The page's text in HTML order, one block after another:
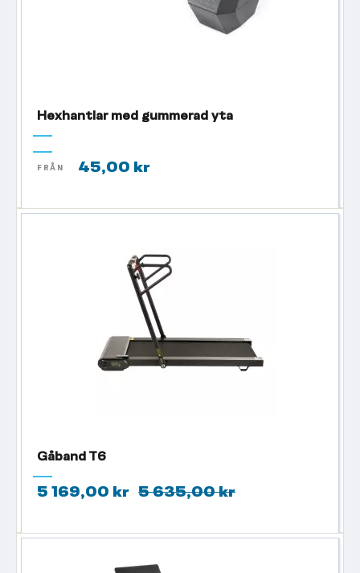
Hexhantlar med gummerad yta
FRÅN 45,00 kr
Gåband T6
5 169,00 kr 5 635,00 kr